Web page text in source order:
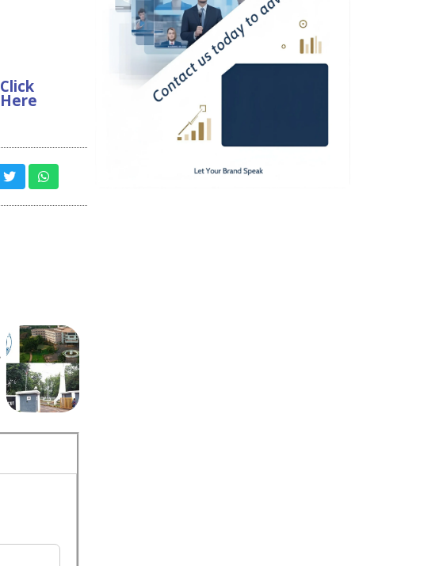
Click
Here